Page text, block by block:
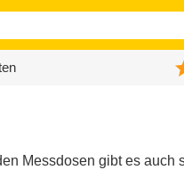
Messdosen gibt es auch